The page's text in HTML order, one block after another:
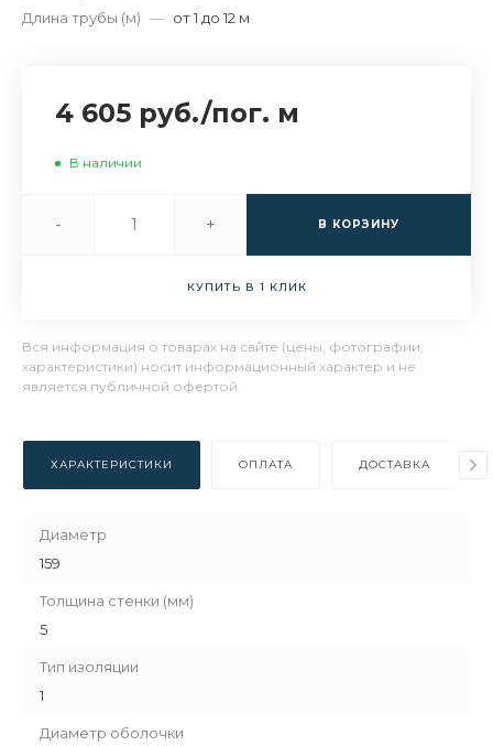
Длина трубы (м) — от 1 до 12 м
4 605 руб./пог. м
В наличии
- + В КОРЗИНУ
КУПИТЬ В 1 КЛИК
Вся информация о товарах на сайте (цены, фотографии,
характеристики) носит информационный характер и не
является публичной офертой.
ХАРАКТЕРИСТИКИ ОПЛАТА ДОСТАВКА
Диаметр
159
Толщина стенки (мм)
5
Тип изоляции
1
Диаметр оболочки